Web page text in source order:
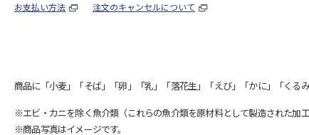
お支払い方法 注文のキャンセルについて
商品に「小麦」「そば」「卵」「乳」「落花生」「えび」「かに」「くる
※エビ・カニを除く魚介類（これらの魚介類を原材料として製造された加
※商品写真はイメージです。